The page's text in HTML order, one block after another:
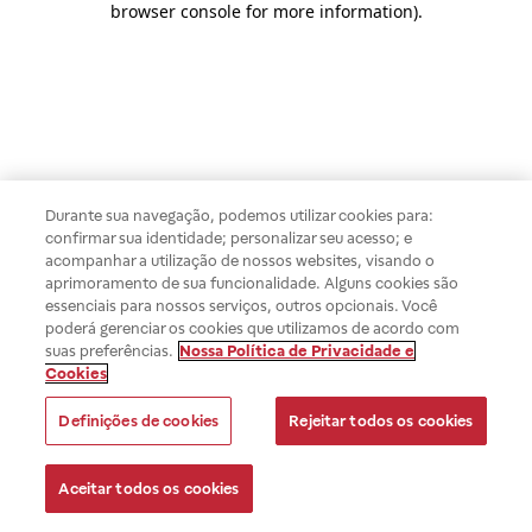
browser console for more information).
Durante sua navegação, podemos utilizar cookies para:
confirmar sua identidade; personalizar seu acesso; e
acompanhar a utilização de nossos websites, visando o
aprimoramento de sua funcionalidade. Alguns cookies são
essenciais para nossos serviços, outros opcionais. Você
poderá gerenciar os cookies que utilizamos de acordo com
suas preferências. Nossa Política de Privacidade e
Cookies
Definições de cookies Rejeitar todos os cookies
Aceitar todos os cookies